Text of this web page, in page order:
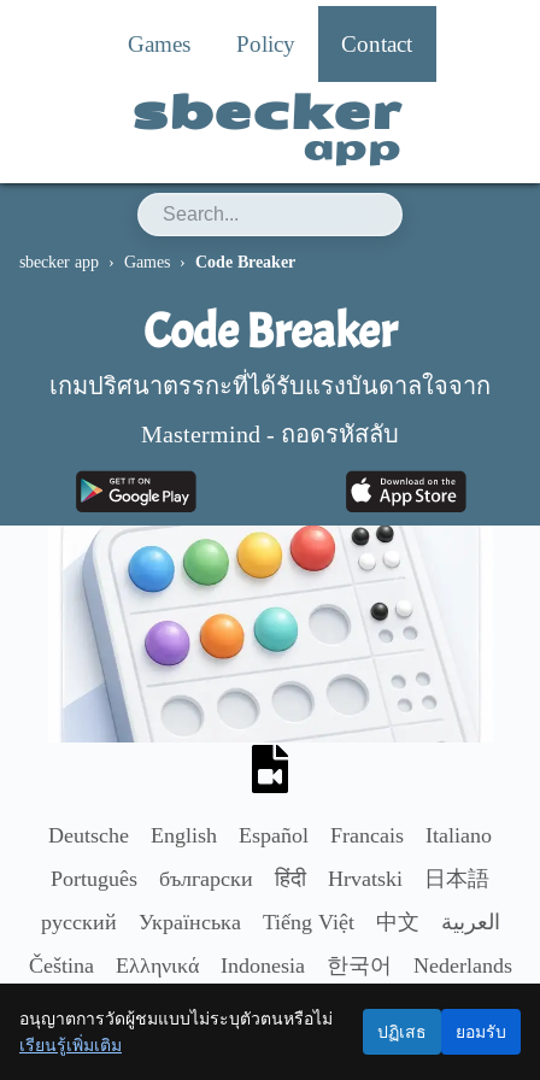
อนุญาตการวัดผู้ชมแบบไม่ระบุตัวตนหรือไม่
เรียนรู้เพิ่มเติม
ปฏิเสธ ยอมรับ
Games Policy Contact
sbecker
app
sbecker app Games Code Breaker
Code Breaker
เกมปริศนาตรรกะที่ได้รับแรงบันดาลใจจาก
Mastermind - ถอดรหัสลับ
Deutsche English Español Francais
Italiano
Português
български हिंदी Hrvatski
日本語
русский
Українська Tiếng Việt 中文
العربية
Čeština
Ελληνικά Indonesia 한국어 Nederlands
Polski Română Svenska Türkçe